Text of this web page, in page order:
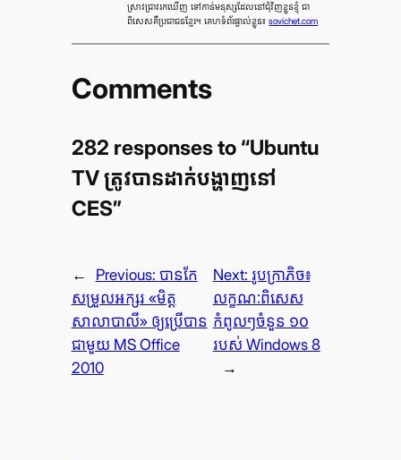
ស្រាវ​ជ្រាវ​រក​ឃើញ ទៅ​កាន់​មនុស្ស​ដែល​នៅ​ជុំ​វិញ​ខ្លួន​ខ្ញុំ ជា​
ពិសេស​គឺ​ប្រជាជន​ខ្មែរ។ គេហទំព័រផ្ទាល់ខ្លួន៖sovichet.com
Comments
282 responses to “Ubuntu
TV ត្រូវ​បាន​ដាក់​បង្ហាញ​នៅ
CES”
← Previous: បាន​កែ​
សម្រួល​អក្សរ «មិត្ត​
សាលាបាលី» ឲ្យ​ប្រើ​បាន​
ជាមួយ MS Office
2010
Next: រូប​ក្រាភិច៖
លក្ខណៈ​ពិសេស​
កំពូលៗ​ចំនួន ១០
របស់ Windows 8
→